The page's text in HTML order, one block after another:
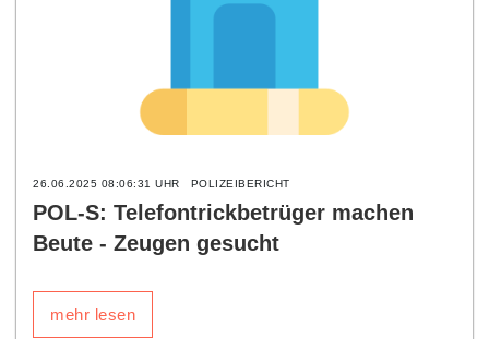
26.06.2025 08:06:31 UHR POLIZEIBERICHT
POL-S: Telefontrickbetrüger machen
Beute - Zeugen gesucht
mehr lesen